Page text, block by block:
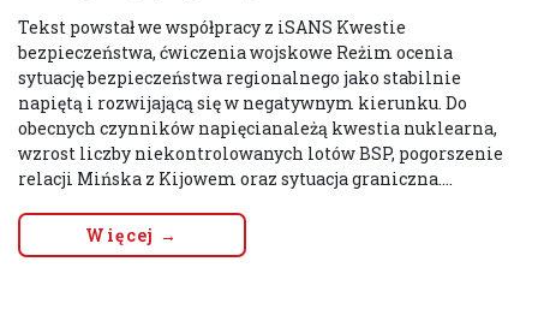
Tekst powstał we współpracy z iSANS Kwestie
bezpieczeństwa, ćwiczenia wojskowe Reżim ocenia
sytuację bezpieczeństwa regionalnego jako stabilnie
napiętą i rozwijającą się w negatywnym kierunku. Do
obecnych czynników napięcianależą kwestia nuklearna,
wzrost liczby niekontrolowanych lotów BSP, pogorszenie
relacji Mińska z Kijowem oraz sytuacja graniczna....
Więcej →